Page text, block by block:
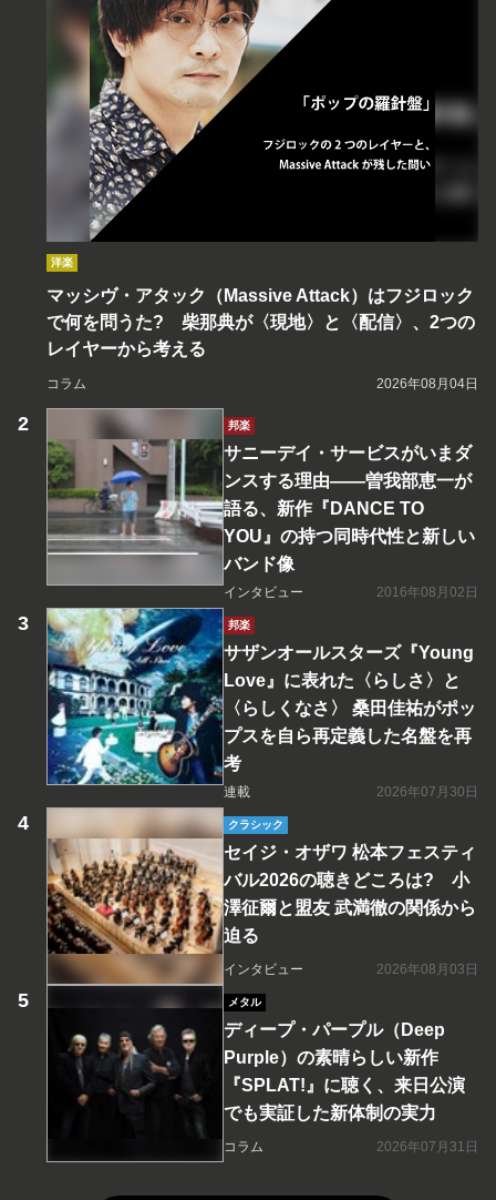
洋楽
マッシヴ・アタック（Massive Attack）はフジロック
で何を問うた? 柴那典が〈現地〉と〈配信〉、2つの
レイヤーから考える
コラム 2026年08月04日
邦楽
サニーデイ・サービスがいまダ
ンスする理由――曽我部恵一が
語る、新作『DANCE TO
YOU』の持つ同時代性と新しい
バンド像
インタビュー 2016年08月02日
邦楽
サザンオールスターズ『Young
Love』に表れた〈らしさ〉と
〈らしくなさ〉 桑田佳祐がポッ
プスを自ら再定義した名盤を再
考
連載 2026年07月30日
クラシック
セイジ・オザワ 松本フェスティ
バル2026の聴きどころは? 小
澤征爾と盟友 武満徹の関係から
迫る
インタビュー 2026年08月03日
メタル
ディープ・パープル（Deep
Purple）の素晴らしい新作
『SPLAT!』に聴く、来日公演
でも実証した新体制の実力
コラム 2026年07月31日